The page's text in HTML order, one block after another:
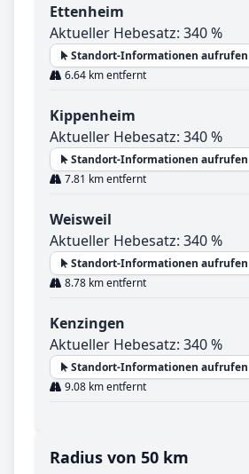
Ettenheim
Aktueller Hebesatz: 340 %
Standort-Informationen aufrufen
6.64 km entfernt
Kippenheim
Aktueller Hebesatz: 340 %
Standort-Informationen aufrufen
7.81 km entfernt
Weisweil
Aktueller Hebesatz: 340 %
Standort-Informationen aufrufen
8.78 km entfernt
Kenzingen
Aktueller Hebesatz: 340 %
Standort-Informationen aufrufen
9.08 km entfernt
Radius von 50 km